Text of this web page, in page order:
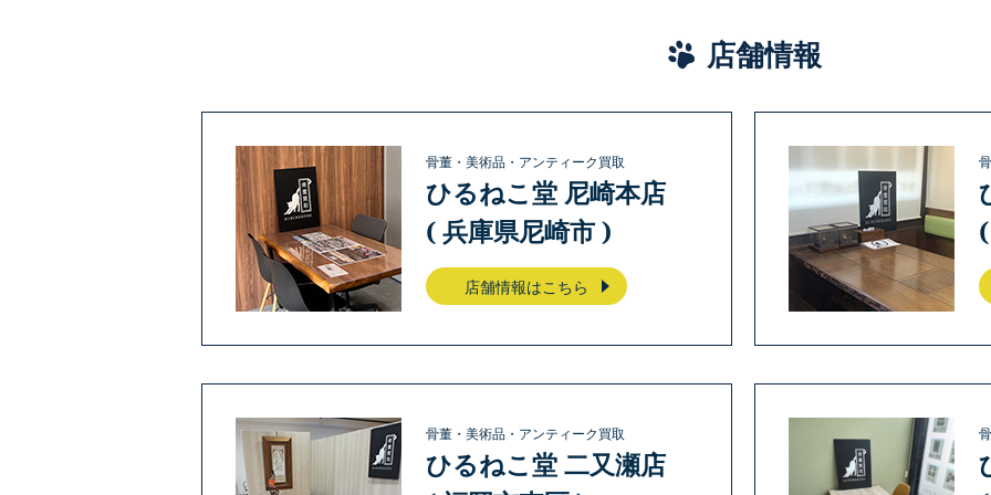
店舗情報
骨董・美術品・アンティーク買取
ひるねこ堂 尼崎本店
( 兵庫県尼崎市 )
店舗情報はこちら
骨董・美術品・アンティーク買取
ひるねこ堂 二又瀬店